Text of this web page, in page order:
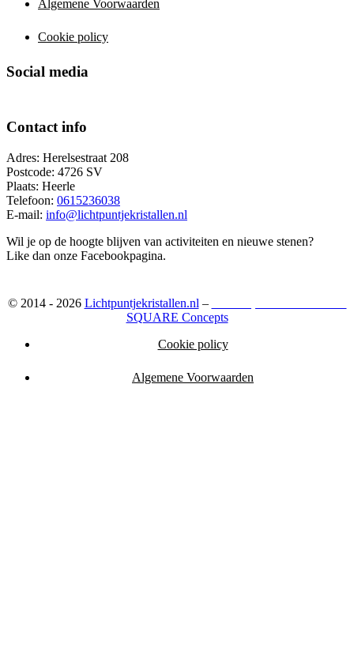
Algemene Voorwaarden
Cookie policy
Social media
Contact info
Adres: Herelsestraat 208
Postcode: 4726 SV
Plaats: Heerle
Telefoon: 0615236038
E-mail: info@lichtpuntjekristallen.nl
Wil je op de hoogte blijven van activiteiten en nieuwe stenen?
Like dan onze Facebookpagina.
© 2014 - 2026 Lichtpuntjekristallen.nl –
SQUARE Concepts
Cookie policy
Algemene Voorwaarden